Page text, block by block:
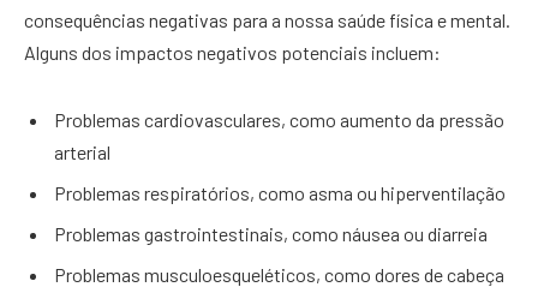
consequências negativas para a nossa saúde física e mental.
Alguns dos impactos negativos potenciais incluem:
Problemas cardiovasculares, como aumento da pressão
arterial
Problemas respiratórios, como asma ou hiperventilação
Problemas gastrointestinais, como náusea ou diarreia
Problemas musculoesqueléticos, como dores de cabeça